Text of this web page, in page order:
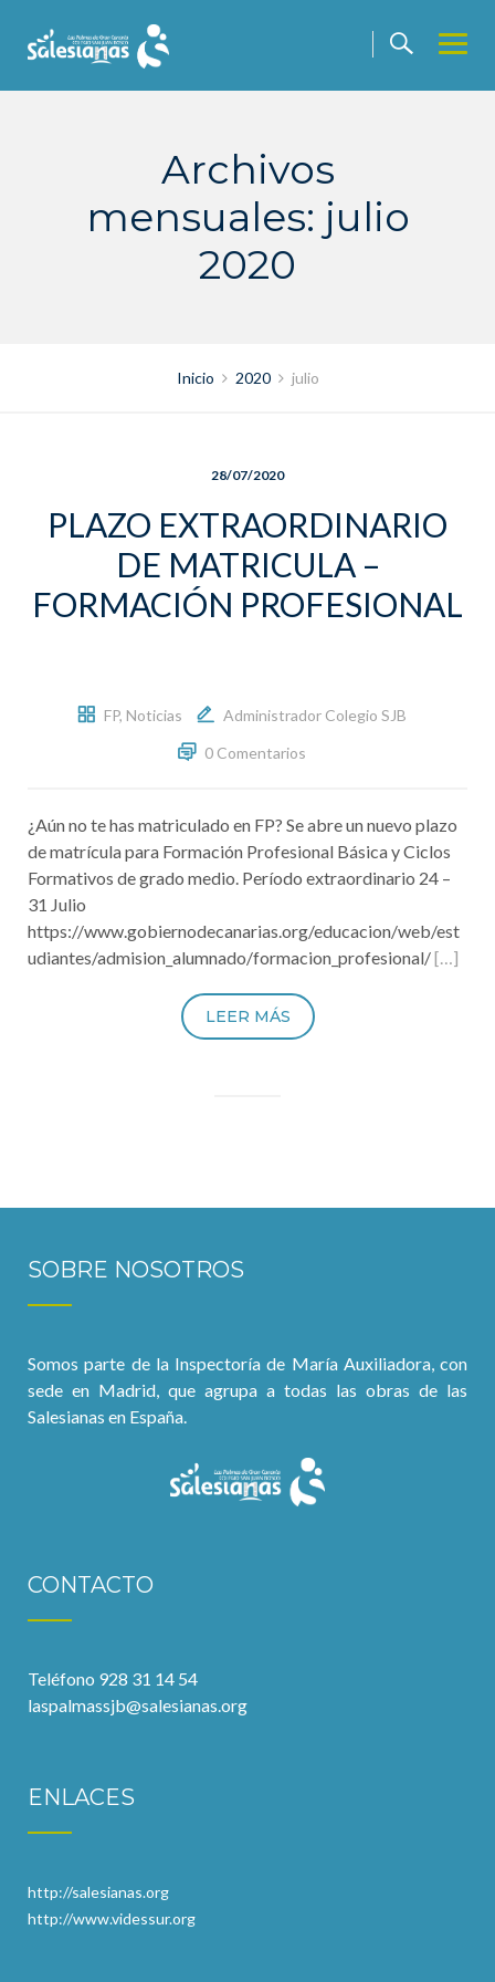
contenido
Archivos
mensuales: julio
2020
Inicio 2020 julio
28/07/2020
PLAZO EXTRAORDINARIO
DE MATRICULA –
FORMACIÓN PROFESIONAL
FP, Noticias
Administrador Colegio SJB
0 Comentarios
¿Aún no te has matriculado en FP? Se abre un nuevo plazo
de matrícula para Formación Profesional Básica y Ciclos
Formativos de grado medio. Período extraordinario 24 –
31 Julio
https://www.gobiernodecanarias.org/educacion/web/est
udiantes/admision_alumnado/formacion_profesional/[…]
LEER MÁS
SOBRE NOSOTROS
Somos parte de la Inspectoría de María Auxiliadora, con
sede en Madrid, que agrupa a todas las obras de las
Salesianas en España.
CONTACTO
Teléfono 928 31 14 54
laspalmassjb@salesianas.org
ENLACES
http://salesianas.org
http://www.videssur.org